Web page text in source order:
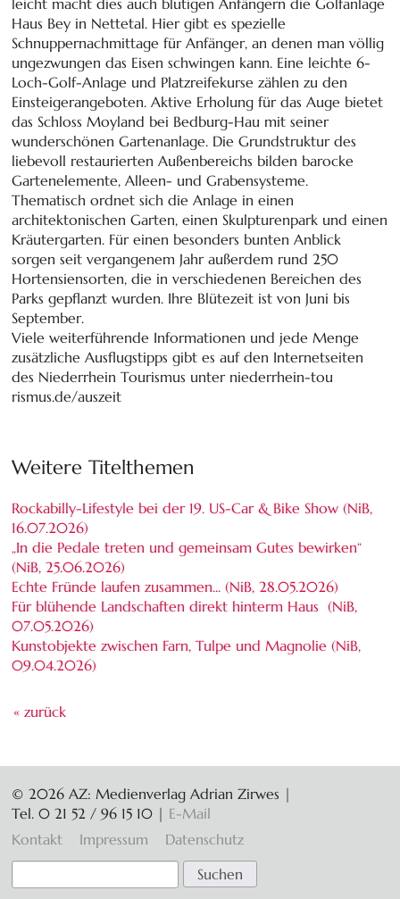
leicht macht dies auch blutigen Anfängern die Golfanlage
Haus Bey in Nettetal. Hier gibt es spezielle
Schnuppernachmittage für Anfänger, an denen man völlig
ungezwungen das Eisen schwingen kann. Eine leichte 6-
Loch-Golf-Anlage und Platzreifekurse zählen zu den
Einsteigerangeboten. Aktive Erholung für das Auge bietet
das Schloss Moyland bei Bedburg-Hau mit seiner
wunderschönen Gartenanlage. Die Grundstruktur des
liebevoll restaurierten Außenbereichs bilden barocke
Gartenelemente, Alleen- und Grabensysteme.
Thematisch ordnet sich die Anlage in einen
architektonischen Garten, einen Skulpturenpark und einen
Kräutergarten. Für einen besonders bunten Anblick
sorgen seit vergangenem Jahr außerdem rund 250
Hortensiensorten, die in verschiedenen Bereichen des
Parks gepflanzt wurden. Ihre Blütezeit ist von Juni bis
September.
Viele weiterführende Informationen und jede Menge
zusätzliche Ausflugstipps gibt es auf den Internetseiten
des Niederrhein Tourismus unter niederrhein-tou
rismus.de/auszeit
Weitere Titelthemen
Rockabilly-Lifestyle bei der 19. US-Car & Bike Show (NiB,
16.07.2026)
„In die Pedale treten und gemeinsam Gutes bewirken“
(NiB,25.06.2026)
Echte Fründe laufen zusammen... (NiB,28.05.2026)
Für blühende Landschaften direkt hinterm Haus (NiB,
07.05.2026)
Kunstobjekte zwischen Farn, Tulpe und Magnolie (NiB,
09.04.2026)
« zurück
© 2026 AZ: Medienverlag Adrian Zirwes |
Tel. 0 21 52 / 96 15 10 | E-Mail
Navigation
überspringen
Kontakt Impressum Datenschutz